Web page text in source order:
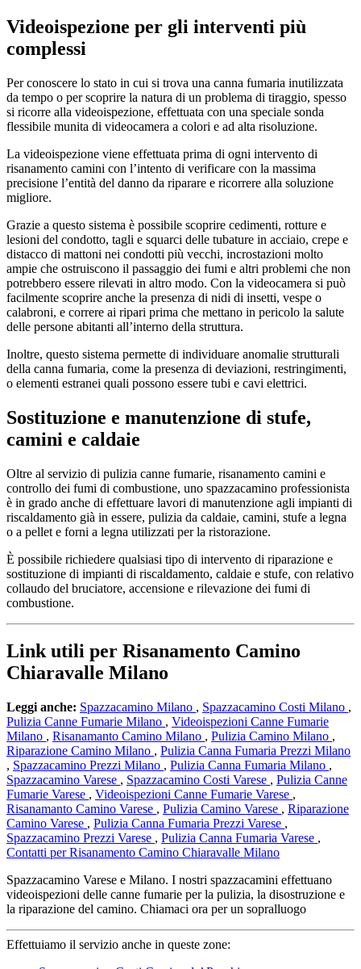
Videoispezione per gli interventi più
complessi
Per conoscere lo stato in cui si trova una canna fumaria inutilizzata
da tempo o per scoprire la natura di un problema di tiraggio, spesso
si ricorre alla videoispezione, effettuata con una speciale sonda
flessibile munita di videocamera a colori e ad alta risoluzione.
La videoispezione viene effettuata prima di ogni intervento di
risanamento camini con l’intento di verificare con la massima
precisione l’entità del danno da riparare e ricorrere alla soluzione
migliore.
Grazie a questo sistema è possibile scoprire cedimenti, rotture e
lesioni del condotto, tagli e squarci delle tubature in acciaio, crepe e
distacco di mattoni nei condotti più vecchi, incrostazioni molto
ampie che ostruiscono il passaggio dei fumi e altri problemi che non
potrebbero essere rilevati in altro modo. Con la videocamera si può
facilmente scoprire anche la presenza di nidi di insetti, vespe o
calabroni, e correre ai ripari prima che mettano in pericolo la salute
delle persone abitanti all’interno della struttura.
Inoltre, questo sistema permette di individuare anomalie strutturali
della canna fumaria, come la presenza di deviazioni, restringimenti,
o elementi estranei quali possono essere tubi e cavi elettrici.
Sostituzione e manutenzione di stufe,
camini e caldaie
Oltre al servizio di pulizia canne fumarie, risanamento camini e
controllo dei fumi di combustione, uno spazzacamino professionista
è in grado anche di effettuare lavori di manutenzione agli impianti di
riscaldamento già in essere, pulizia da caldaie, camini, stufe a legna
o a pellet e forni a legna utilizzati per la ristorazione.
È possibile richiedere qualsiasi tipo di intervento di riparazione e
sostituzione di impianti di riscaldamento, caldaie e stufe, con relativo
collaudo del bruciatore, accensione e rilevazione dei fumi di
combustione.
Link utili per Risanamento Camino
Chiaravalle Milano
Leggi anche: Spazzacamino Milano , Spazzacamino Costi Milano ,
Pulizia Canne Fumarie Milano , Videoispezioni Canne Fumarie
Milano , Risanamanto Camino Milano , Pulizia Camino Milano ,
Riparazione Camino Milano , Pulizia Canna Fumaria Prezzi Milano
, Spazzacamino Prezzi Milano , Pulizia Canna Fumaria Milano ,
Spazzacamino Varese , Spazzacamino Costi Varese , Pulizia Canne
Fumarie Varese , Videoispezioni Canne Fumarie Varese ,
Risanamanto Camino Varese , Pulizia Camino Varese , Riparazione
Camino Varese , Pulizia Canna Fumaria Prezzi Varese ,
Spazzacamino Prezzi Varese , Pulizia Canna Fumaria Varese ,
Contatti per Risanamento Camino Chiaravalle Milano
Spazzacamino Varese e Milano. I nostri spazzacamini effettuano
videoispezioni delle canne fumarie per la pulizia, la disostruzione e
la riparazione del camino. Chiamaci ora per un sopralluogo
Effettuiamo il servizio anche in queste zone: